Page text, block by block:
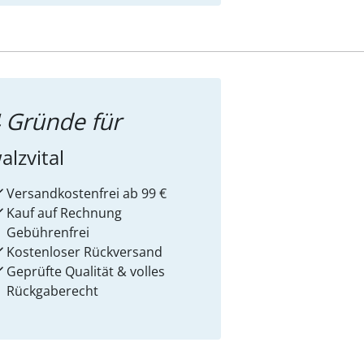
Gründe für
Versandkostenfrei ab 99 €
Kauf auf Rechnung
Gebührenfrei
Kostenloser Rückversand
Geprüfte Qualität & volles
Rückgaberecht